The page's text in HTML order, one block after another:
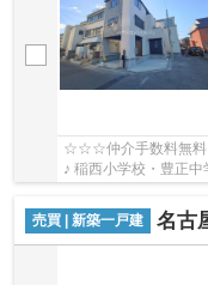
☆☆☆仲介手数料無料
♪ 稲西小学校・豊正中
売買 | 新築一戸建 名古屋市緑